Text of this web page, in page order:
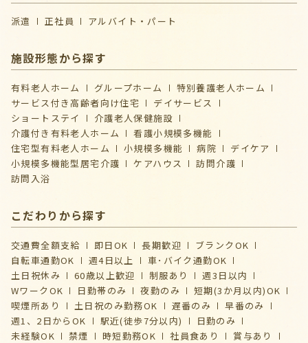
派遣 正社員 アルバイト・パート
施設形態から探す
有料老人ホーム グループホーム
特別養護老人ホーム
サービス付き高齢者向け住宅
デイサービス
ショートステイ
介護⽼⼈保健施設
介護付き有料老人ホーム
看護小規模多機能
住宅型有料老人ホーム
小規模多機能 病院
デイケア
⼩規模多機能型居宅介護
ケアハウス
訪問介護
訪問入浴
こだわりから探す
交通費全額支給 即日OK 長期歓迎
ブランクOK
自転車通勤OK
週4日以上
車･バイク通勤OK
土日祝休み
60歳以上歓迎 制服あり
週3日以内
WワークOK
日勤帯のみ 夜勤のみ
短期(3か月以内)OK
喫煙所あり
土日祝のみ勤務OK 遅番のみ
早番のみ
週1、2日からOK
駅近(徒歩7分以内)
日勤のみ
未経験OK
禁煙 時短勤務OK 社員食あり
賞与あり